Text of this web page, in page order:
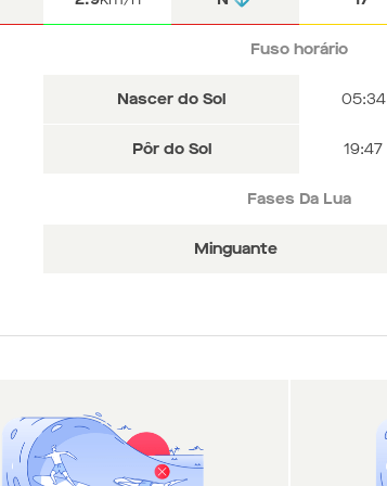
Fuso horário
Nascer do Sol 05:34
Pôr do Sol 19:47
Fases Da Lua
Minguante
Fuso horário
Nascer do Sol 05:34
Pôr do Sol 19:47
Fases Da Lua
Minguante
Fuso horário
Nascer do Sol 05:34
Pôr do Sol 19:47
Fases Da Lua
Minguante